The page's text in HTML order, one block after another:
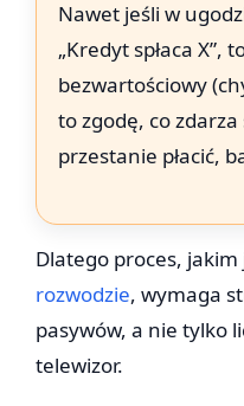
Nawet jeśli w
„Kredyt spłaca X”,
bezwartościowy
to zgodę, co zdarza
przestanie płacić,
Dlatego proces, jakim
rozwodzie, wymaga
pasywów, a nie tylko
telewizor.